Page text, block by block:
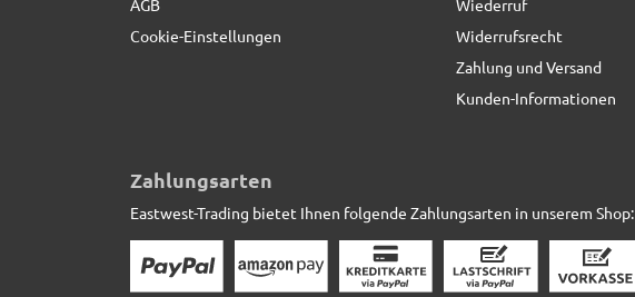
Cookie-Einstellungen
Widerrufsrecht
Zahlung und Versand
Kunden-Informationen
Zahlungsarten
Eastwest-Trading bietet Ihnen folgende Zahlungsarten in unserem Shop: